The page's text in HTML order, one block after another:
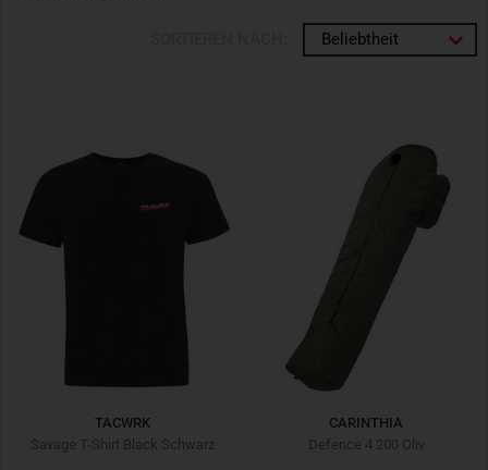
Beliebtheit
TACWRK
Savage T-Shirt Black Schwarz
CARINTHIA
Defence 4 200 Oliv